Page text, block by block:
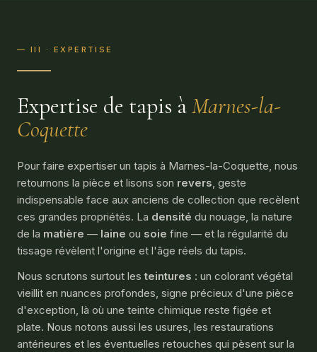
— III · EXPERTISE
Expertise de tapis àMarnes-la-
Coquette
Pour faire expertiser un tapis à Marnes-la-Coquette, nous
retournons la pièce et lisons son revers , geste
indispensable face aux anciens de collection que recèlent
ces grandes propriétés. La densité du nouage, la nature
de la matière — laine ou soie fine — et la régularité du
tissage révèlent l'origine et l'âge réels du tapis.
Nous scrutons surtout lesteintures : un colorant végétal
vieillit en nuances profondes, signe précieux d'une pièce
d'exception, là où une teinte chimique reste figée et
plate. Nous notons aussi les usures, les restaurations
antérieures et les éventuelles retouches qui pèsent sur la